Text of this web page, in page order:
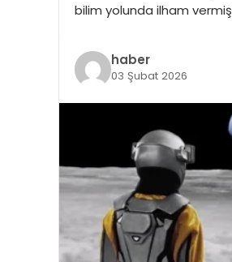
bilim yolunda ilham
haber
03 Şubat 2026